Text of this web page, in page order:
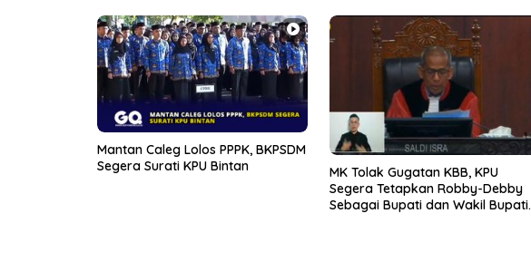
Mantan Caleg Lolos PPPK, BKPSDM
Segera Surati KPU Bintan
MK Tolak Gugatan KBB, KPU
Segera Tetapkan Robby-Debby
Sebagai Bupati dan Wakil Bupati